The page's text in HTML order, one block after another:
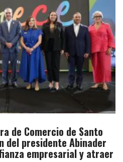
de Comercio de Santo
del presidente Abinader
empresarial y atraer